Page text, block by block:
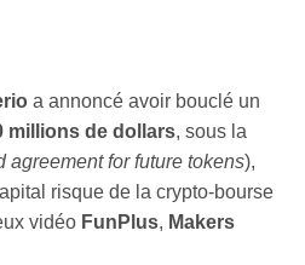
a annoncé avoir bouclé un
millions de dollars, sous la
agreement for future tokens),
risque de la crypto-bourse
vidéo FunPlus, Makers